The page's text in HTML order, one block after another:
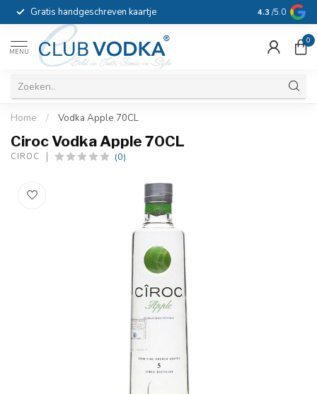
Gratis handgeschreven kaartje Voor 16:00
4.3 /5.0
MENU
0
Home / Vodka Apple 70CL
Ciroc Vodka Apple 70CL
CIROC (0)